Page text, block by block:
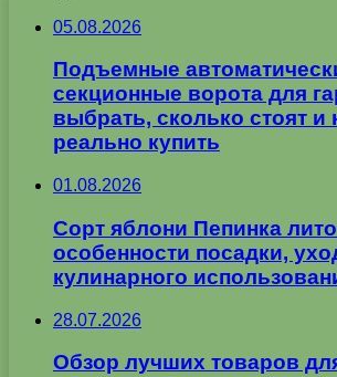
05.08.2026
Подъемные
секционные ворота для
выбрать, сколько стоят и
реально купить
01.08.2026
Сорт яблони Пепинка
особенности посадки,
кулинарного
28.07.2026
Обзор лучших товаров